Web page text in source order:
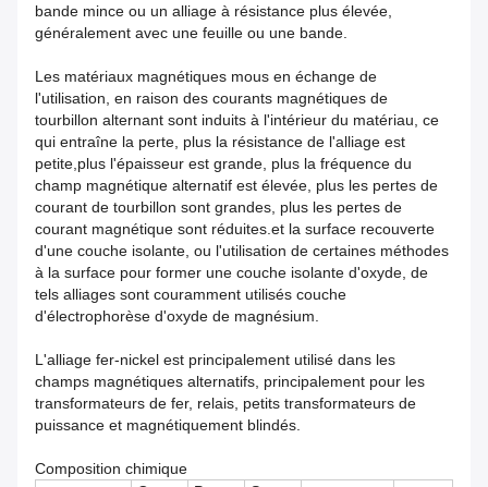
bande mince ou un alliage à résistance plus élevée,
généralement avec une feuille ou une bande.
Les matériaux magnétiques mous en échange de
l'utilisation, en raison des courants magnétiques de
tourbillon alternant sont induits à l'intérieur du matériau, ce
qui entraîne la perte, plus la résistance de l'alliage est
petite,plus l'épaisseur est grande, plus la fréquence du
champ magnétique alternatif est élevée, plus les pertes de
courant de tourbillon sont grandes, plus les pertes de
courant magnétique sont réduites.et la surface recouverte
d'une couche isolante, ou l'utilisation de certaines méthodes
à la surface pour former une couche isolante d'oxyde, de
tels alliages sont couramment utilisés couche
d'électrophorèse d'oxyde de magnésium.
L'alliage fer-nickel est principalement utilisé dans les
champs magnétiques alternatifs, principalement pour les
transformateurs de fer, relais, petits transformateurs de
puissance et magnétiquement blindés.
Composition chimique